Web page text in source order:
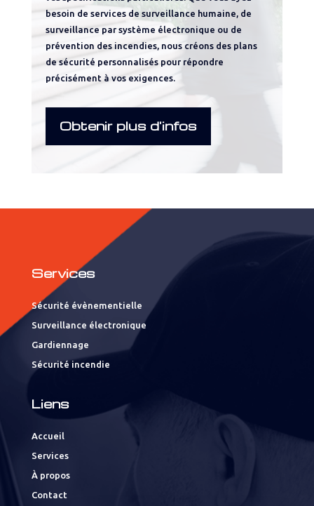
besoin de services de surveillance humaine, de
surveillance par système électronique ou de
prévention des incendies, nous créons des plans
de sécurité personnalisés pour répondre
précisément à vos exigences.
Obtenir plus d'infos
Services
Sécurité évènementielle
Surveillance électronique
Gardiennage
Sécurité incendie
Liens
Accueil
Services
À propos
Contact